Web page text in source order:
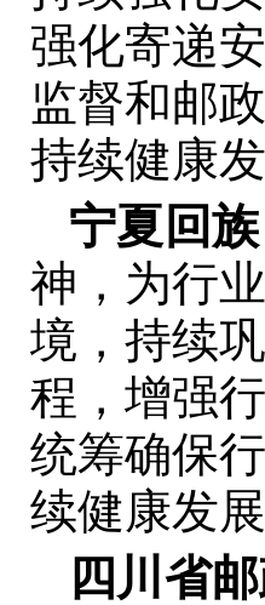
强化寄递
监督和邮
持续健康发
宁夏回
神，为行
境，持续
程，增强
统筹确保
续健康发展
四川省